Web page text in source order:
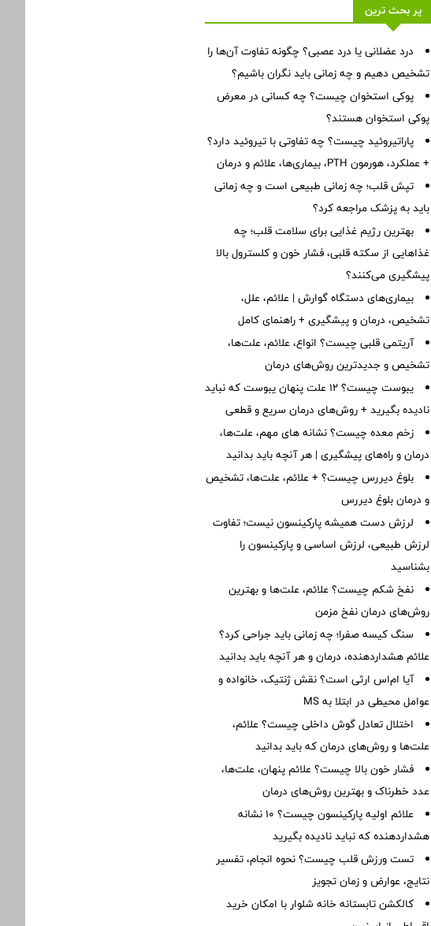
پر بحث ترین
درد عضلانی یا درد عصبی؟ چگونه تفاوت آن‌ها را
تشخیص دهیم و چه زمانی باید نگران باشیم؟
پوکی استخوان چیست؟ چه کسانی در معرض
پوکی استخوان هستند؟
پاراتیروئید چیست؟ چه تفاوتی با تیروئید دارد؟
+ عملکرد، هورمون PTH، بیماری‌ها، علائم و درمان
تپش قلب؛ چه زمانی طبیعی است و چه زمانی
باید به پزشک مراجعه کرد؟
بهترین رژیم غذایی برای سلامت قلب؛ چه
غذاهایی از سکته قلبی، فشار خون و کلسترول بالا
پیشگیری می‌کنند؟
بیماری‌های دستگاه گوارش | علائم، علل،
تشخیص، درمان و پیشگیری + راهنمای کامل
آریتمی قلبی چیست؟ انواع، علائم، علت‌ها،
تشخیص و جدیدترین روش‌های درمان
یبوست چیست؟ ۱۲ علت پنهان یبوست که نباید
نادیده بگیرید + روش‌های درمان سریع و قطعی
زخم معده چیست؟ نشانه های مهم، علت‌ها،
درمان و راه‌های پیشگیری | هر آنچه باید بدانید
بلوغ دیررس چیست؟ + علائم، علت‌ها، تشخیص
و درمان بلوغ دیررس
لرزش دست همیشه پارکینسون نیست؛ تفاوت
لرزش طبیعی، لرزش اساسی و پارکینسون را
بشناسید
نفخ شکم چیست؟ علائم، علت‌ها و بهترین
روش‌های درمان نفخ مزمن
سنگ کیسه صفرا؛ چه زمانی باید جراحی کرد؟
علائم هشداردهنده، درمان و هر آنچه باید بدانید
آیا ام‌اس ارثی است؟ نقش ژنتیک، خانواده و
عوامل محیطی در ابتلا به MS
اختلال تعادل گوش داخلی چیست؟ علائم،
علت‌ها و روش‌های درمان که باید بدانید
فشار خون بالا چیست؟ علائم پنهان، علت‌ها،
عدد خطرناک و بهترین روش‌های درمان
علائم اولیه پارکینسون چیست؟ ۱۰ نشانه
هشداردهنده که نباید نادیده بگیرید
تست ورزش قلب چیست؟ نحوه انجام، تفسیر
نتایج، عوارض و زمان تجویز
کالکشن تابستانه خانه شلوار با امکان خرید